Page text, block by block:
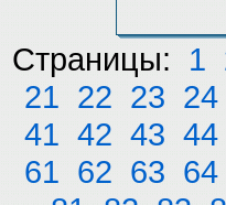
Страницы: 1
21 22 23 24
41 42 43 44
61 62 63 64